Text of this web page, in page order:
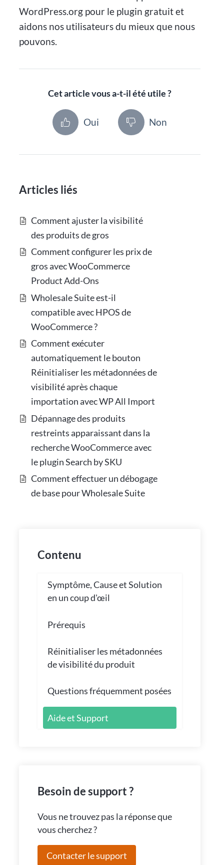
WordPress.org pour le plugin gratuit et
aidons nos utilisateurs du mieux que nous
pouvons.
Cet article vous a-t-il été utile ?
Oui Non
Articles liés
Comment ajuster la visibilité
des produits de gros
Comment configurer les prix de
gros avec WooCommerce
Product Add-Ons
Wholesale Suite est-il
compatible avec HPOS de
WooCommerce ?
Comment exécuter
automatiquement le bouton
Réinitialiser les métadonnées de
visibilité après chaque
importation avec WP All Import
Dépannage des produits
restreints apparaissant dans la
recherche WooCommerce avec
le plugin Search by SKU
Comment effectuer un débogage
de base pour Wholesale Suite
Contenu
Symptôme, Cause et Solution
en un coup d'œil
Prérequis
Réinitialiser les métadonnées
de visibilité du produit
Questions fréquemment posées
Aide et Support
Besoin de support ?
Vous ne trouvez pas la réponse que
vous cherchez ?
Contacter le support